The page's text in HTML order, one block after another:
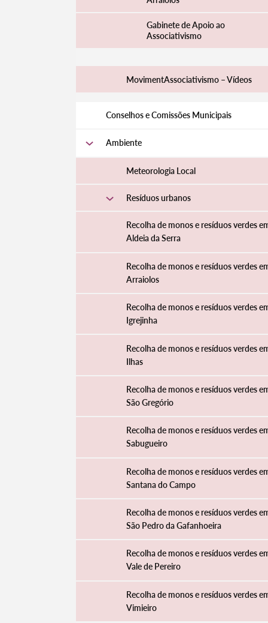
Termo de Pesquisa
Categorias gerais
Filtros
Gabinete de Apoio ao
Associativismo
MovimentAssociativismo – Vídeos
Conselhos e Comissões Municipais
Ambiente
Meteorologia Local
Resíduos urbanos
Recolha de monos e resíduos verdes
Aldeia da Serra
Recolha de monos e resíduos verdes
Arraiolos
Recolha de monos e resíduos verdes
Igrejinha
Recolha de monos e resíduos verdes
Ilhas
Recolha de monos e resíduos verdes
São Gregório
Recolha de monos e resíduos verdes
Sabugueiro
Recolha de monos e resíduos verdes
Santana do Campo
Recolha de monos e resíduos verdes
São Pedro da Gafanhoeira
Recolha de monos e resíduos verdes
Vale de Pereiro
Recolha de monos e resíduos verdes
Vimieiro